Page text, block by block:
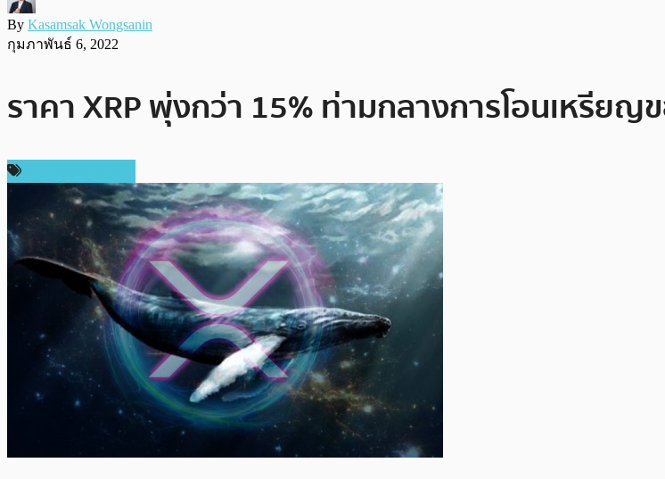
By Kasamsak Wongsanin
กุมภาพันธ์ 6, 2022
ราคา XRP พุ่งกว่า 15% ท่ามกลางการโอนเหรีย